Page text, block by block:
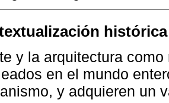
histórica
y la arquitectura
en el mundo
y adquieren un